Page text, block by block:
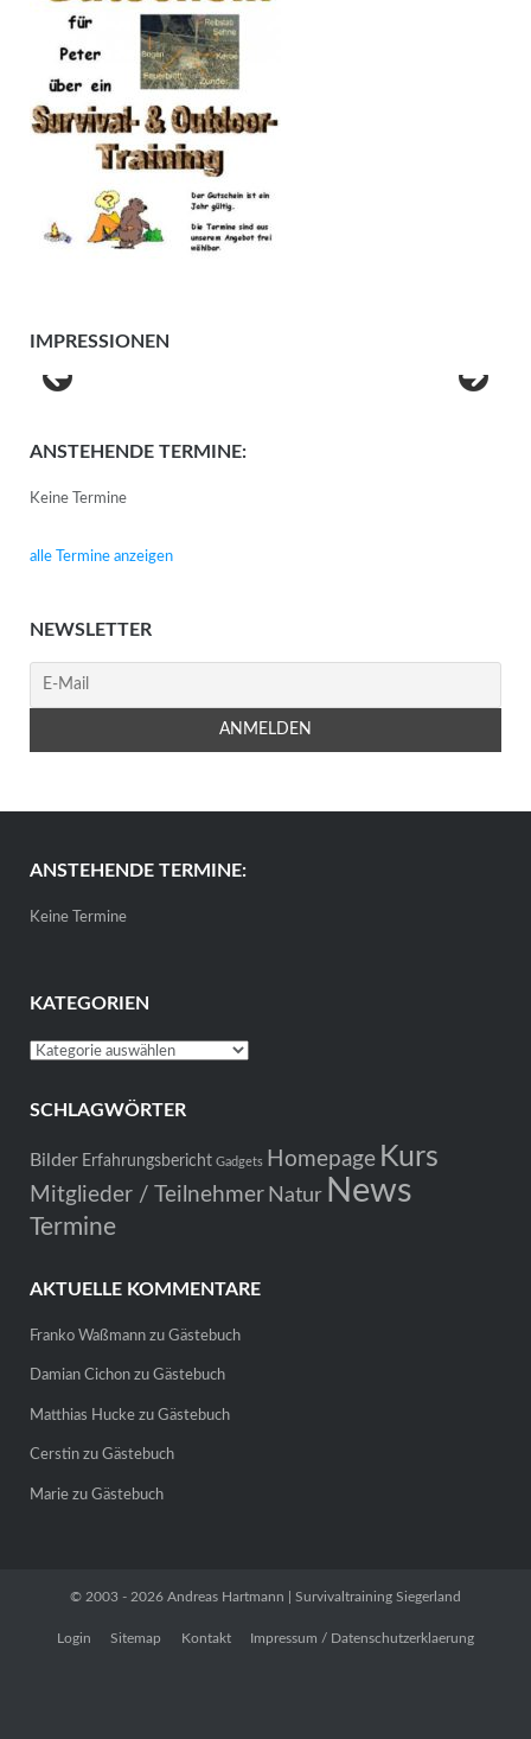
IMPRESSIONEN
ANSTEHENDE TERMINE:
Keine Termine
alle Termine anzeigen
NEWSLETTER
ANSTEHENDE TERMINE:
Keine Termine
KATEGORIEN
Kategorien
SCHLAGWÖRTER
Bilder Erfahrungsbericht Gadgets Homepage Kurs
Mitglieder / Teilnehmer Natur News
Termine
AKTUELLE KOMMENTARE
Franko Waßmannzu Gästebuch
Damian Cichonzu Gästebuch
Matthias Huckezu Gästebuch
Cerstinzu Gästebuch
Mariezu Gästebuch
© 2003 - 2026 Andreas Hartmann | Survivaltraining Siegerland
Login Sitemap Kontakt Impressum / Datenschutzerklaerung